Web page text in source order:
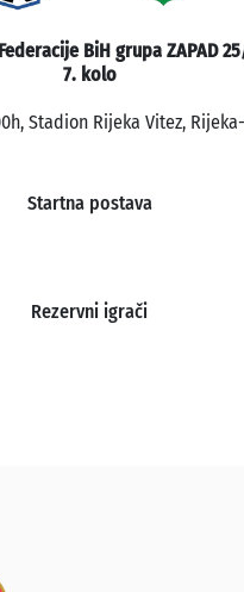
BiH grupa ZAPAD
7. kolo
Stadion Rijeka Vitez,
Startna postava
Rezervni igrači